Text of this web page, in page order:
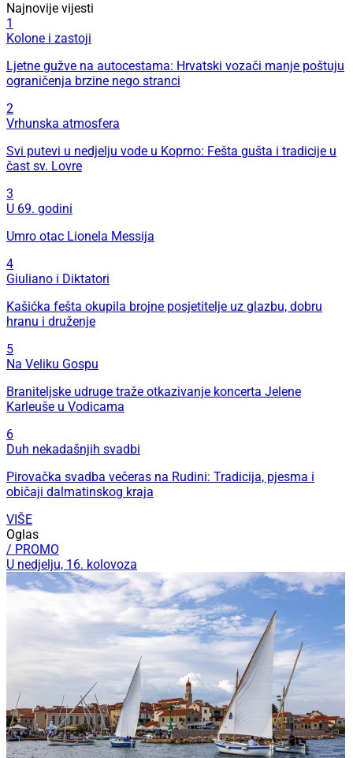
Najnovije vijesti
1
Kolone i zastoji
Ljetne gužve na autocestama: Hrvatski vozači manje poštuju
ograničenja brzine nego stranci
2
Vrhunska atmosfera
Svi putevi u nedjelju vode u Koprno: Fešta gušta i tradicije u
čast sv. Lovre
3
U 69. godini
Umro otac Lionela Messija
4
Giuliano i Diktatori
Kašićka fešta okupila brojne posjetitelje uz glazbu, dobru
hranu i druženje
5
Na Veliku Gospu
Braniteljske udruge traže otkazivanje koncerta Jelene
Karleuše u Vodicama
6
Duh nekadašnjih svadbi
Pirovačka svadba večeras na Rudini: Tradicija, pjesma i
običaji dalmatinskog kraja
VIŠE
Oglas
/ PROMO
U nedjelju, 16. kolovoza